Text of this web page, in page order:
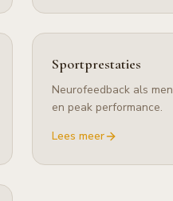
Sportprestaties
Neurofeedback als
en peak performance.
Lees meer